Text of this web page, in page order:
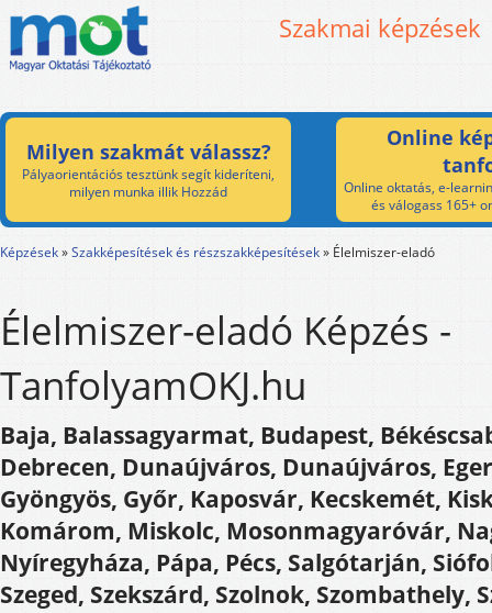
Szakmai képzések
Milyen szakmát válassz?
Pályaorientációs tesztünk segít kideríteni,
milyen munka illik Hozzád
Online
Online oktatás, e-
és válogass 165+
Képzések»Szakképesítések és részszakképesítések» Élelmiszer-eladó
Élelmiszer-eladó Képzés -
TanfolyamOKJ.hu
Baja, Balassagyarmat, Budapest,
Debrecen, Dunaújváros, Dunaújváros,
Gyöngyös, Győr, Kaposvár, Kecskemét,
Komárom, Miskolc, Mosonmagyaróvár,
Nyíregyháza, Pápa, Pécs, Salgótarján,
Szeged, Szekszárd, Szolnok, Szombathely,